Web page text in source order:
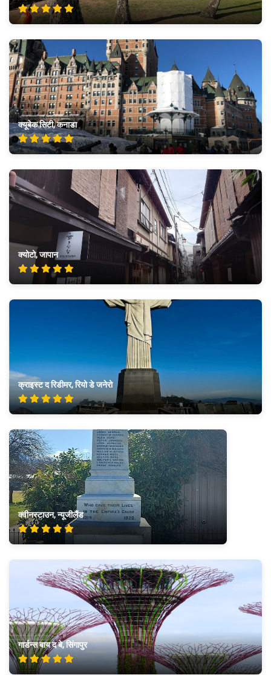
क्यूबेक सिटी, कनाडा
क्योटो, जापान
क्राइस्ट द रिडीमर, रियो डे जनेरो
क्वीनस्टाउन, न्यूजीलैंड
गार्डन्स बाय द बे, सिंगापुर